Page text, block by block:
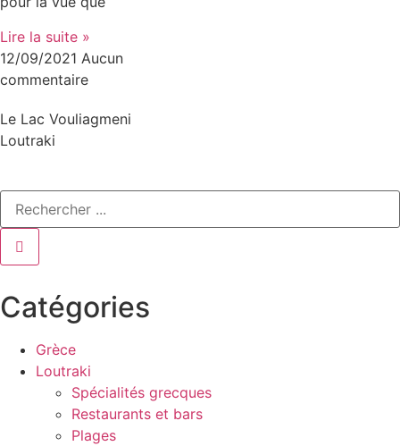
Lire la suite »
12/09/2021 Aucun
commentaire
Le Lac Vouliagmeni
Loutraki
Catégories
Grèce
Loutraki
Spécialités grecques
Restaurants et bars
Plages